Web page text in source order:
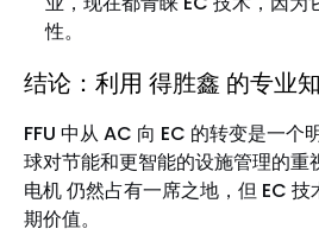
性。
结论：利用 得胜鑫 的专业
FFU 中从 AC 向 EC 的转变是一个
球对节能和更智能的设施管理的重
电机 仍然占有一席之地，但 EC
期价值。